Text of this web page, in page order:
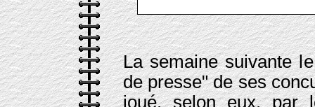
La semaine suivante
de presse" de ses
joué, selon eux, par